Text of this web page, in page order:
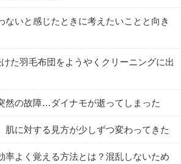
ないと感じたときに考えたいことと向き
た羽毛布団をようやくクリーニングに出
然の故障…ダイナモが逝ってしまった
肌に対する見方が少しずつ変わってきた
率よく覚える方法とは？混乱しないため